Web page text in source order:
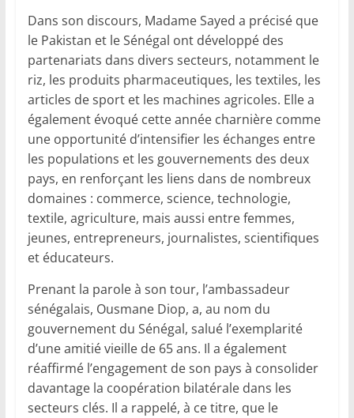
Dans son discours, Madame Sayed a précisé que
le Pakistan et le Sénégal ont développé des
partenariats dans divers secteurs, notamment le
riz, les produits pharmaceutiques, les textiles, les
articles de sport et les machines agricoles. Elle a
également évoqué cette année charnière comme
une opportunité d’intensifier les échanges entre
les populations et les gouvernements des deux
pays, en renforçant les liens dans de nombreux
domaines : commerce, science, technologie,
textile, agriculture, mais aussi entre femmes,
jeunes, entrepreneurs, journalistes, scientifiques
et éducateurs.
Prenant la parole à son tour, l’ambassadeur
sénégalais, Ousmane Diop, a, au nom du
gouvernement du Sénégal, salué l’exemplarité
d’une amitié vieille de 65 ans. Il a également
réaffirmé l’engagement de son pays à consolider
davantage la coopération bilatérale dans les
secteurs clés. Il a rappelé, à ce titre, que le